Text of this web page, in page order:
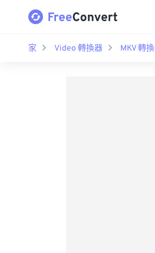
家 Video 轉換器 MKV 轉